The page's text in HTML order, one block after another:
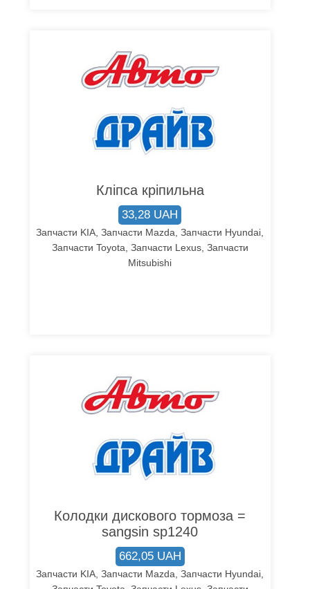
Кліпса кріпильна
33,28 UAH
Запчасти KIA, Запчасти Mazda, Запчасти Hyundai,
Запчасти Toyota, Запчасти Lexus, Запчасти
Mitsubishi
Колодки дискового тормоза =
sangsin sp1240
662,05 UAH
Запчасти KIA, Запчасти Mazda, Запчасти Hyundai,